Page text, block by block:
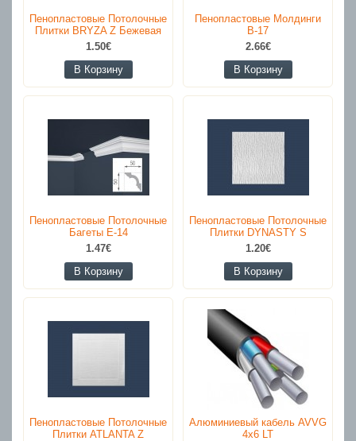
Пенопластовые Потолочные
Плитки BRYZA Z Бежевая
1.50€
В Корзину
Пенопластовые Молдинги
B-17
2.66€
В Корзину
Пенопластовые Потолочные
Багеты E-14
1.47€
В Корзину
Пенопластовые Потолочные
Плитки DYNASTY S
1.20€
В Корзину
Пенопластовые Потолочные
Плитки ATLANTA Z
Алюминиевый кабель AVVG
4x6 LT